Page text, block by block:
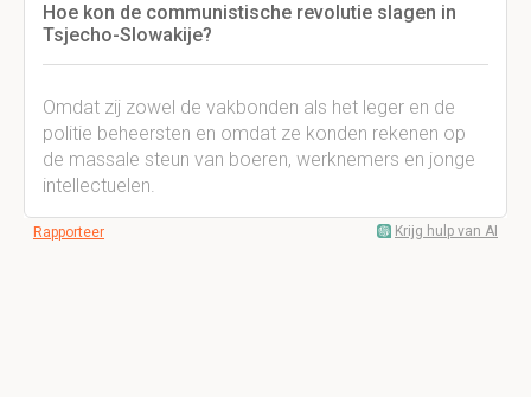
Hoe kon de communistische revolutie slagen in
Tsjecho-Slowakije?
Omdat zij zowel de vakbonden als het leger en de
politie beheersten en omdat ze konden rekenen op
de massale steun van boeren, werknemers en jonge
intellectuelen.
Rapporteer Krijg hulp van AI